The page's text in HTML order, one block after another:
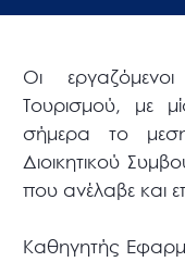
Οι
Τουρισμού, με
σήμερα το
Διοικητικού
που ανέλαβε και
Καθηγητής